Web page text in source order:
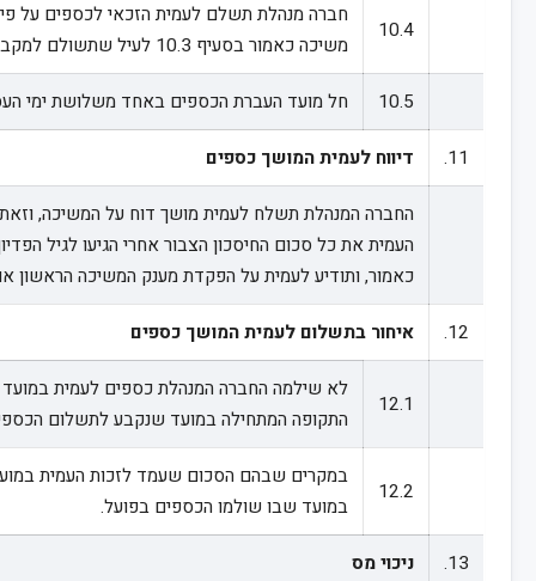
10.4
חברה מנהלת תשלם לעמית הזכאי לכספים על
משיכה כאמור בסעיף 10.3 לעיל שתשולם למקבל הקצבה.
10.5 חל מועד העברת הכספים באחד משלושת ימי
11. דיווח לעמית המושך כספים
כאמור, ותודיע לעמית על הפקדת מענק המשיכה הראשון
12. איחור בתשלום לעמית המושך כספים
12.1
התקופה המתחילה במועד שנקבע לתשלום
12.2
במועד שבו שולמו הכספים בפועל.
13. ניכוי מס